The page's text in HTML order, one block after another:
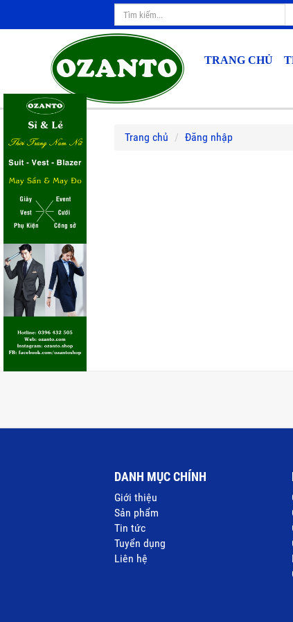
TRANG CHỦ
Trang chủ Đăng nhập
DANH MỤC CHÍNH
Giới thiệu
Sản phẩm
Tin tức
Tuyển dụng
Liên hệ